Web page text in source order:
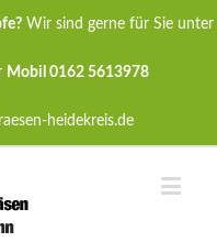
Wir sind gerne für Sie unter
Mobil 0162 5613978
heidekreis.de